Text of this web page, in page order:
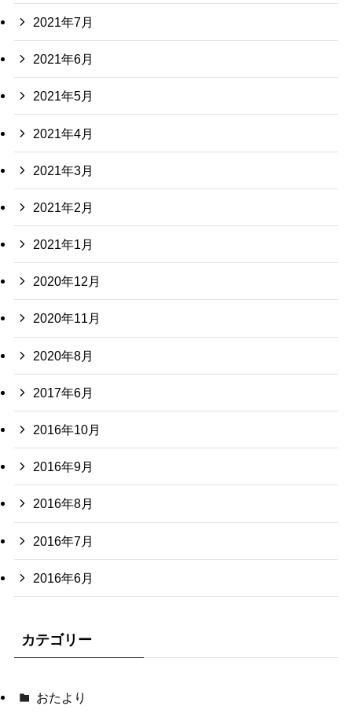
2021年7月
2021年6月
2021年5月
2021年4月
2021年3月
2021年2月
2021年1月
2020年12月
2020年11月
2020年8月
2017年6月
2016年10月
2016年9月
2016年8月
2016年7月
2016年6月
カテゴリー
おたより